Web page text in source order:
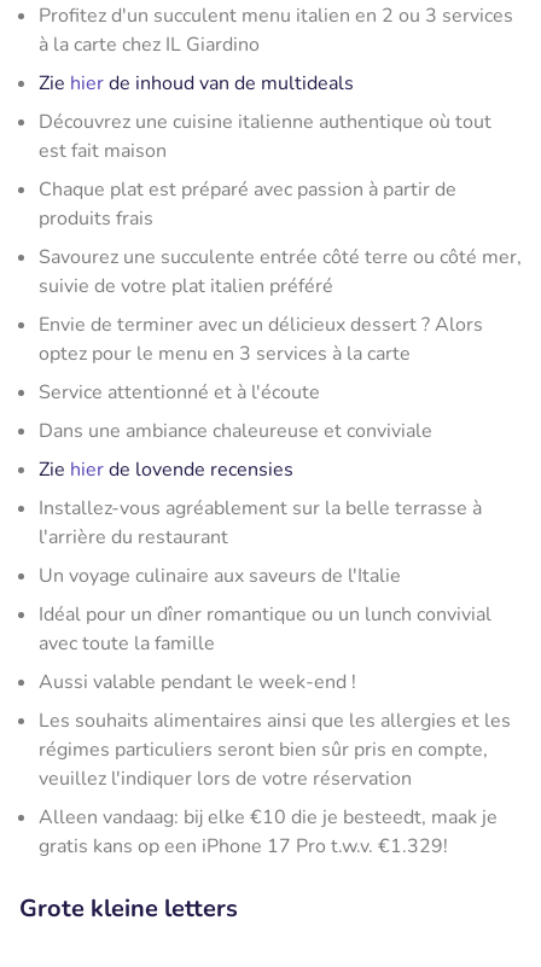
Profitez d'un succulent menu italien en 2 ou 3 services
à la carte chez IL Giardino
Zie hierde inhoud van de multideals
Découvrez une cuisine italienne authentique où tout
est fait maison
Chaque plat est préparé avec passion à partir de
produits frais
Savourez une succulente entrée côté terre ou côté mer,
suivie de votre plat italien préféré
Envie de terminer avec un délicieux dessert ? Alors
optez pour le menu en 3 services à la carte
Service attentionné et à l'écoute
Dans une ambiance chaleureuse et conviviale
Zie hierde lovende recensies
Installez-vous agréablement sur la belle terrasse à
l'arrière du restaurant
Un voyage culinaire aux saveurs de l'Italie
Idéal pour un dîner romantique ou un lunch convivial
avec toute la famille
Aussi valable pendant le week-end !
Les souhaits alimentaires ainsi que les allergies et les
régimes particuliers seront bien sûr pris en compte,
veuillez l'indiquer lors de votre réservation
Alleen vandaag: bij elke €10 die je besteedt, maak je
gratis kans op een iPhone 17 Pro t.w.v. €1.329!
Grote kleine letters